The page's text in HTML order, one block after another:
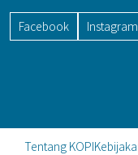
Facebook Instagram
Tentang KOPI